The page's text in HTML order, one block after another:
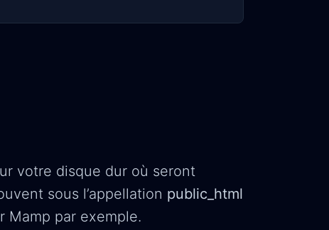
votre disque dur où seront
sous l’appellation public_html
Mamp par exemple.